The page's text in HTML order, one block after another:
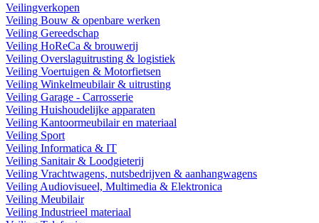
Veilingverkopen
Veiling Bouw & openbare werken
Veiling Gereedschap
Veiling HoReCa & brouwerij
Veiling Overslaguitrusting & logistiek
Veiling Voertuigen & Motorfietsen
Veiling Winkelmeubilair & uitrusting
Veiling Garage - Carrosserie
Veiling Huishoudelijke apparaten
Veiling Kantoormeubilair en materiaal
Veiling Sport
Veiling Informatica & IT
Veiling Sanitair & Loodgieterij
Veiling Vrachtwagens, nutsbedrijven & aanhangwagens
Veiling Audiovisueel, Multimedia & Elektronica
Veiling Meubilair
Veiling Industrieel materiaal